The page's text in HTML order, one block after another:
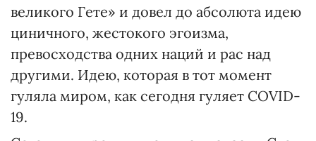
великого Гете» и довел до абсолюта идею
циничного, жестокого эгоизма,
превосходства одних наций и рас над
другими. Идею, которая в тот момент
гуляла миром, как сегодня гуляет COVID-
19.